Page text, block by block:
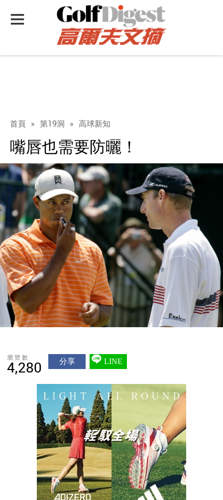
首頁 » 第19洞 » 高球新知
嘴唇也需要防曬！
瀏覽數
4,280 分享 LINE